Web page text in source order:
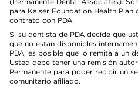
para Kaiser Foundation Health
contrato con PDA.
Si su dentista de PDA decide que
que no están disponibles
PDA, es posible que lo remita a un
Usted debe tener una remisión
Permanente para poder recibir un
comunitario afiliado.